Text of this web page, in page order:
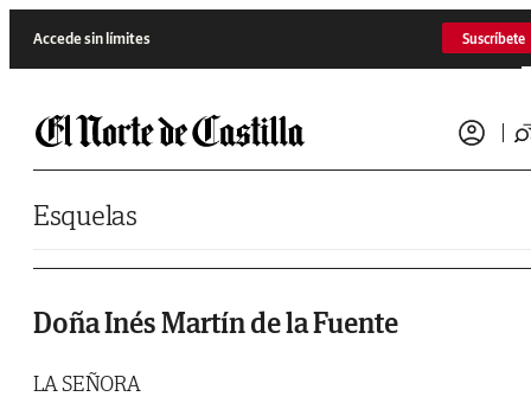
Accede sin límites Suscríbete
Esquelas
Doña Inés Martín de la Fuente
LA SEÑORA